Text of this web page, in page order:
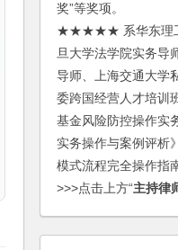
奖”等奖项。
★★★★★ 系华东理工
旦大学法学院实务导
导师、上海交通大学
委跨国经营人才培训
基金风险防控操作实
实务操作与案例评析
模式流程完全操作指
>>>点击上方“主持律